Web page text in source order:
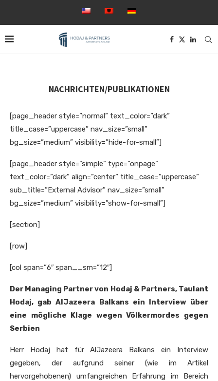
NACHRICHTEN/PUBLIKATIONEN
[page_header style=”normal” text_color=”dark”
title_case=”uppercase” nav_size=”small”
bg_size=”medium” visibility=”hide-for-small”]
[page_header style=”simple” type=”onpage”
text_color=”dark” align=”center” title_case=”uppercase”
sub_title=”External Advisor” nav_size=”small”
bg_size=”medium” visibility=”show-for-small”]
[section]
[row]
[col span=”6″ span__sm=”12″]
Der Managing Partner von Hodaj & Partners, Taulant
Hodaj, gab AlJazeera Balkans ein Interview über
eine mögliche Klage wegen Völkermordes gegen
Serbien
Herr Hodaj hat für AlJazeera Balkans ein Interview
gegeben, der aufgrund seiner (wie im Artikel
hervorgehobenen) umfangreichen Erfahrung im Bereich